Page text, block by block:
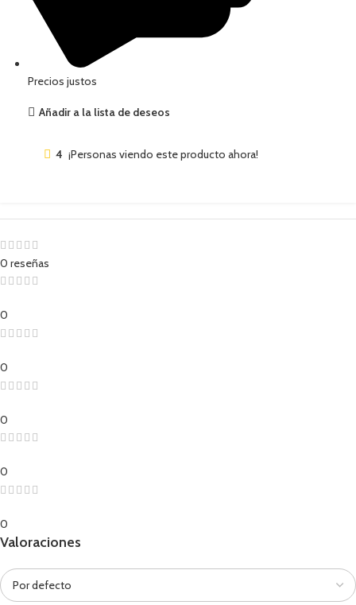
Precios justos
Añadir a la lista de deseos
4 ¡Personas viendo este producto ahora!
0 reseñas
0
0
0
0
0
Valoraciones